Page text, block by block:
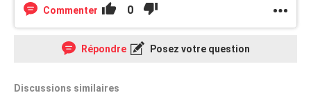
Commenter 0
Répondre Posez votre question
Discussions similaires